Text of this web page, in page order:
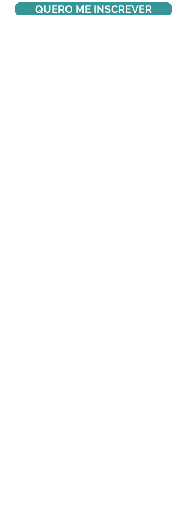
QUERO ME INSCREVER